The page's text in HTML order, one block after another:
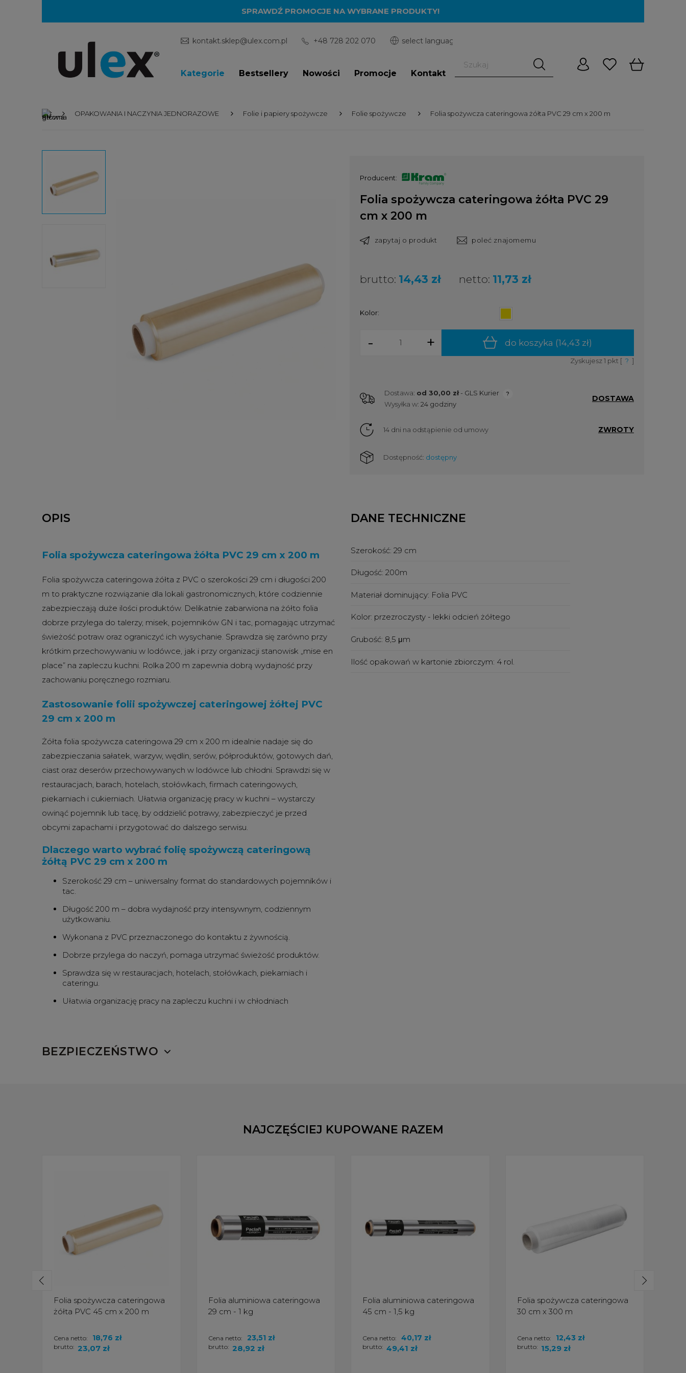
SPRAWDŹ PROMOCJE NA WYBRANE PRODUKTY!
kontakt.sklep@ulex.com.pl +48 728 202 070
Kategorie Bestsellery Nowości Promocje Kontakt
OPAKOWANIA I NACZYNIA JEDNORAZOWE Folie i papiery spożywcze Folie spożywcze Folia spożywcza cateringowa żółta PVC 29 cm x 200 m
Producent:
Folia spożywcza cateringowa żółta PVC 29
cm x 200 m
zapytaj o produkt poleć znajomemu
brutto: 14,43 zł netto: 11,73 zł
Kolor:
+
- do koszyka (14,43 zł)
Zyskujesz1 pkt [ ? ]
Dostawa: od 30,00 zł - GLS Kurier
kosztów płatności
Wysyłka w: 24 godziny
DOSTAWA
14 dni na odstąpienie od umowy ZWROTY
Dostępność: dostępny
OPIS
Folia spożywcza cateringowa żółta PVC 29 cm x 200 m
Folia spożywcza cateringowa żółta z PVC o szerokości 29 cm i długości 200
m to praktyczne rozwiązanie dla lokali gastronomicznych, które codziennie
zabezpieczają duże ilości produktów. Delikatnie zabarwiona na żółto folia
dobrze przylega do talerzy, misek, pojemników GN i tac, pomagając utrzymać
świeżość potraw oraz ograniczyć ich wysychanie. Sprawdza się zarówno przy
krótkim przechowywaniu w lodówce, jak i przy organizacji stanowisk „mise en
place” na zapleczu kuchni. Rolka 200 m zapewnia dobrą wydajność przy
zachowaniu poręcznego rozmiaru.
Zastosowanie folii spożywczej cateringowej żółtej PVC
29 cm x 200 m
Żółta folia spożywcza cateringowa 29 cm x 200 m idealnie nadaje się do
zabezpieczania sałatek, warzyw, wędlin, serów, półproduktów, gotowych dań,
ciast oraz deserów przechowywanych w lodówce lub chłodni. Sprawdzi się w
restauracjach, barach, hotelach, stołówkach, firmach cateringowych,
piekarniach i cukierniach. Ułatwia organizację pracy w kuchni – wystarczy
owinąć pojemnik lub tacę, by oddzielić potrawy, zabezpieczyć je przed
obcymi zapachami i przygotować do dalszego serwisu.
Dlaczego warto wybrać folię spożywczą cateringową
żółtą PVC 29 cm x 200 m
Szerokość 29 cm – uniwersalny format do standardowych pojemników i
tac.
Długość 200 m – dobra wydajność przy intensywnym, codziennym
użytkowaniu.
Wykonana z PVC przeznaczonego do kontaktu z żywnością.
Dobrze przylega do naczyń, pomaga utrzymać świeżość produktów.
Sprawdza się w restauracjach, hotelach, stołówkach, piekarniach i
cateringu.
Ułatwia organizację pracy na zapleczu kuchni i w chłodniach
DANE TECHNICZNE
Szerokość: 29 cm
Długość: 200m
Materiał dominujący: Folia PVC
Kolor: przezroczysty - lekki odcień żółtego
Grubość: 8,5 μm
Ilość opakowań w kartonie zbiorczym: 4 rol.
BEZPIECZEŃSTWO
NAJCZĘŚCIEJ KUPOWANE RAZEM
Folia spożywcza cateringowa
żółta PVC 45 cm x 200 m
brutto: 23,07 zł
Cena netto: 18,76 zł
Folia aluminiowa cateringowa
29 cm - 1 kg
brutto: 28,92 zł
Cena netto: 23,51 zł
Folia aluminiowa cateringowa
45 cm - 1,5 kg
brutto: 49,41 zł
Cena netto: 40,17 zł
Folia spożywcza cateringowa
30 cm x 300 m
brutto: 15,29 zł
Cena netto: 12,43 zł